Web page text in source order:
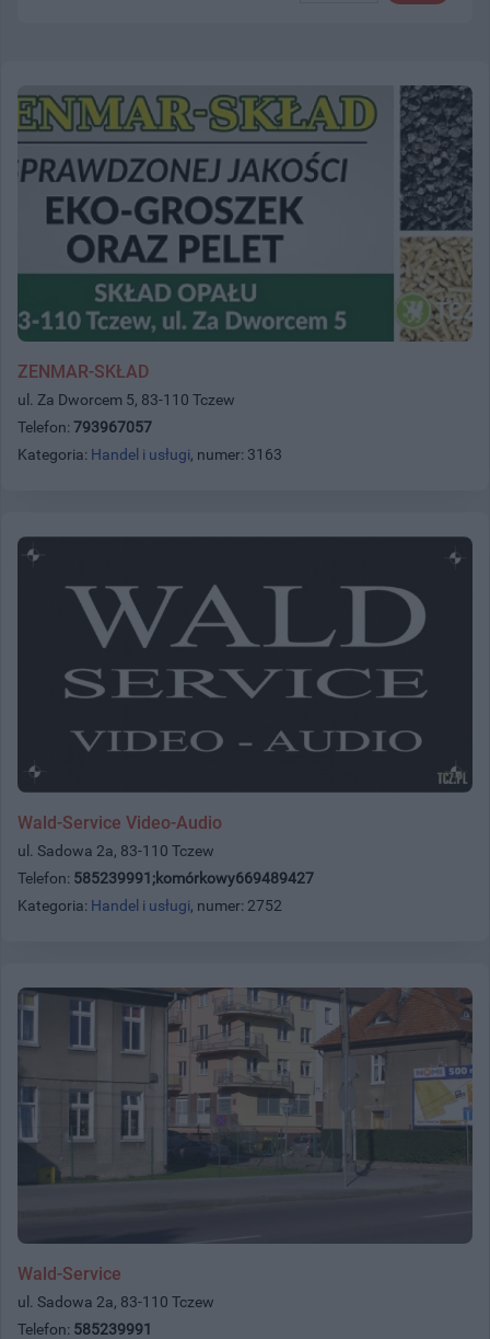
ZENMAR-SKŁAD
ul. Za Dworcem 5, 83-110 Tczew
Telefon: 793967057
Kategoria: Handel i usługi, numer: 3163
Wald-Service Video-Audio
ul. Sadowa 2a, 83-110 Tczew
Telefon: 585239991;komórkowy669489427
Kategoria: Handel i usługi, numer: 2752
Wald-Service
ul. Sadowa 2a, 83-110 Tczew
Telefon: 585239991